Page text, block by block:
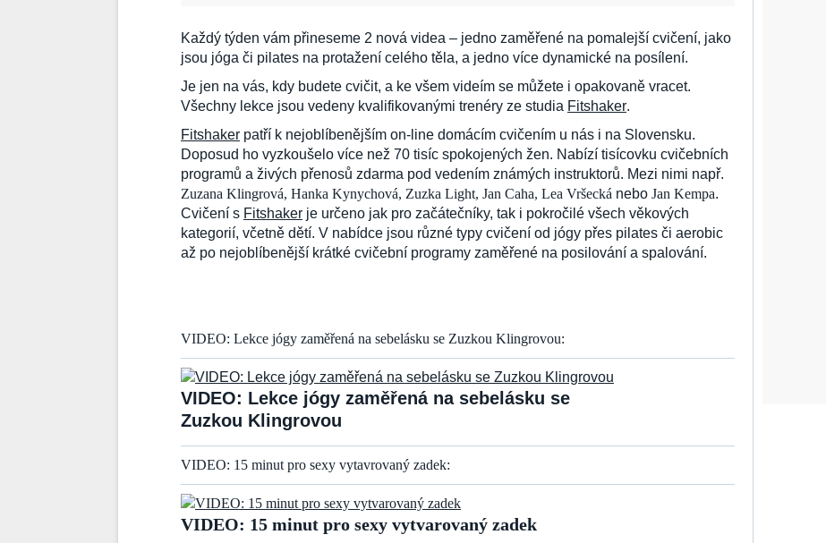
Každý týden vám přineseme 2 nová videa – jedno zaměřené na pomalejší cvičení, jako
jsou jóga či pilates na protažení celého těla, a jedno více dynamické na posílení.
Je jen na vás, kdy budete cvičit, a ke všem videím se můžete i opakovaně vracet.
Všechny lekce jsou vedeny kvalifikovanými trenéry ze studia Fitshaker.
Fitshaker patří k nejoblíbenějším on-line domácím cvičením u nás i na Slovensku.
Doposud ho vyzkoušelo více než 70 tisíc spokojených žen. Nabízí tisícovku cvičebních
programů a živých přenosů zdarma pod vedením známých instruktorů. Mezi nimi např.
Zuzana Klingrová, Hanka Kynychová, Zuzka Light, Jan Caha, Lea Vršecká nebo Jan Kempa.
Cvičení s Fitshaker je určeno jak pro začátečníky, tak i pokročilé všech věkových
kategorií, včetně dětí. V nabídce jsou různé typy cvičení od jógy přes pilates či aerobic
až po nejoblíbenější krátké cvičební programy zaměřené na posilování a spalování.
VIDEO: Lekce jógy zaměřená na sebelásku se Zuzkou Klingrovou:
VIDEO: Lekce jógy zaměřená na sebelásku se
Zuzkou Klingrovou
VIDEO: 15 minut pro sexy vytavrovaný zadek:
VIDEO: 15 minut pro sexy vytvarovaný zadek